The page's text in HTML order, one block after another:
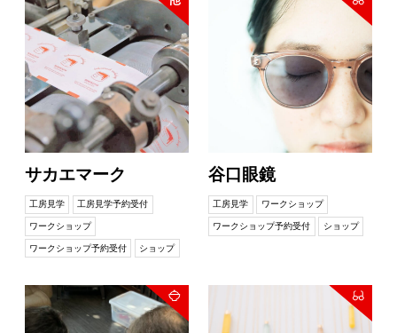
サカエマーク
工房見学 工房見学予約受付
ワークショップ
ワークショップ予約受付 ショップ
谷口眼鏡
工房見学 ワークショップ
ワークショップ予約受付 ショップ